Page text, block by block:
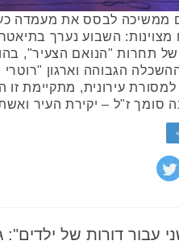
ממשיכה לבסס את מעמדה
מצוינות: השבוע נערך
של תחרות "הנואם הצעיר",
הגבוהה וארגון
עירונית, מתקיימת זו
סומך ז"ל – יקירת העיר
עבור דורות של